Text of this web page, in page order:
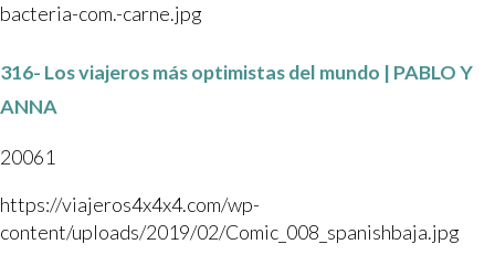
bacteria-com.-carne.jpg
316- Los viajeros más optimistas del mundo | PABLO Y
ANNA
20061
https://viajeros4x4x4.com/wp-
content/uploads/2019/02/Comic_008_spanishbaja.jpg